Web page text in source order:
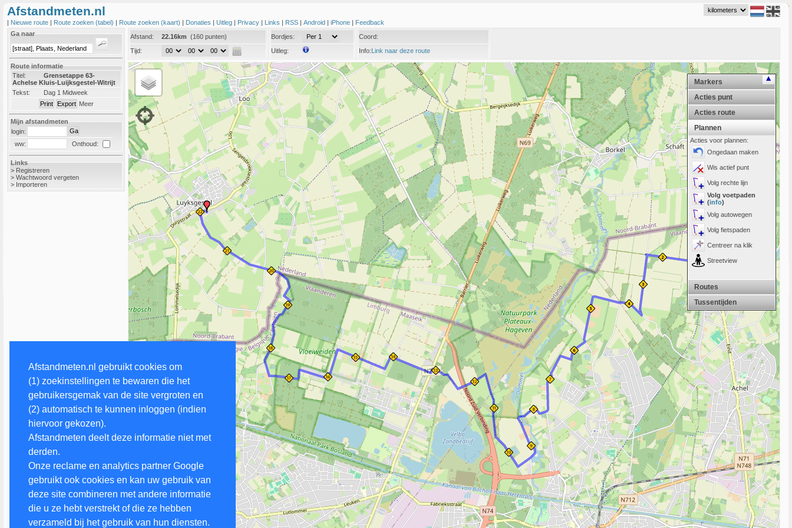
Afstandmeten.nl gebruikt cookies om
(1) zoekinstellingen te bewaren die het
gebruikersgemak van de site vergroten en
(2) automatisch te kunnen inloggen (indien
hiervoor gekozen).
Afstandmeten deelt deze informatie niet met
derden.
Onze reclame en analytics partner Google
gebruikt ook cookies en kan uw gebruik van
deze site combineren met andere informatie
die u ze hebt verstrekt of die ze hebben
verzameld bij het gebruik van hun diensten.
Afstandmeten.nl
| Nieuwe route | Route zoeken (tabel) | Route zoeken (kaart) | Donaties | Uitleg | Privacy | Links | RSS | Android | iPhone | Feedback
Ga naar
Route informatie
Titel:
Grensetappe 63-
Achelse Kluis-Luijksgestel-Witrijt
Tekst:
Meer
Mijn afstandmeten
login:
ww:
Onthoud:
Links
> Registreren
> Wachtwoord vergeten
> Importeren
Afstand: 22.16km
(160 punten)
Tijd:
Bordjes:
Uitleg:
Coord:
Info:Link naar deze route
Markers
Acties punt
Acties route
Plannen
Acties voor plannen:
Ongedaan maken
Wis actief punt
Volg rechte lijn
Volg voetpaden
(info)
Volg autowegen
Volg fietspaden
Centreer na klik
Streetview
Routes
Tussentijden